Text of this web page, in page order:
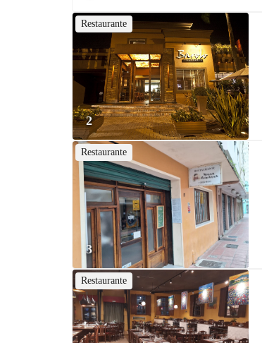
2
Restaurante
3
Restaurante
Restaurante